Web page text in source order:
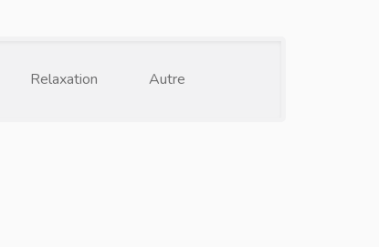
Relaxation Autre